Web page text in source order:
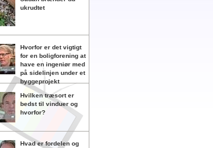
ukrudtet
Hvorfor er det vigtigt
for en boligforening at
have en ingeniør med
på sidelinjen under et
byggeprojekt
Hvilken træsort er
bedst til vinduer og
hvorfor?
Hvad er fordelen og